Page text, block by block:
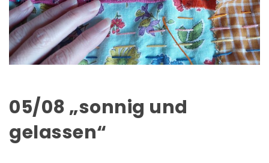
05/08 „sonnig und
gelassen“